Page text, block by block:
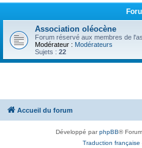
Association oléocène
Forum réservé aux membres de
Modérateur : Modérateurs
Sujets : 22
Accueil du forum
Développé parphpBB®
Traduction française